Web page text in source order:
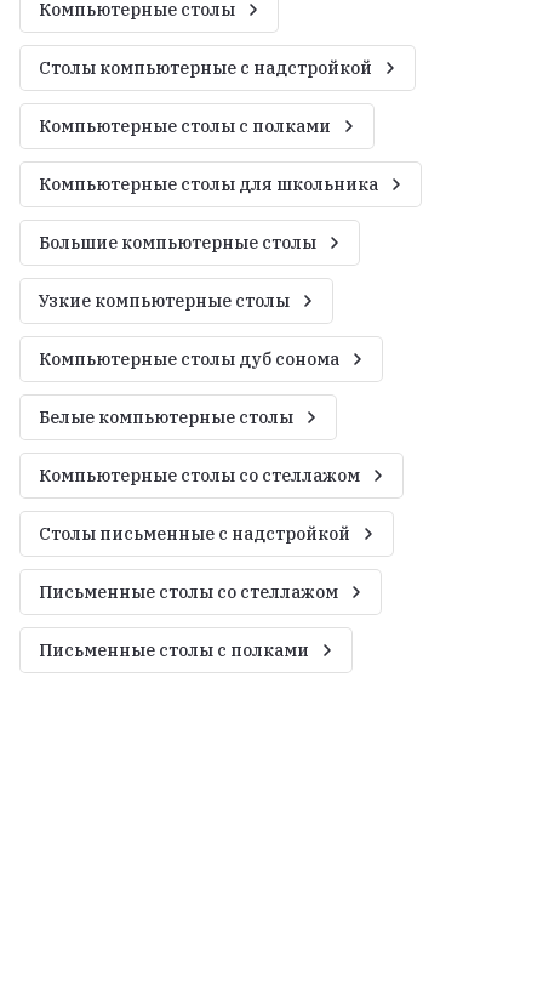
Компьютерные столы
Столы компьютерные с надстройкой
Компьютерные столы с полками
Компьютерные столы для школьника
Большие компьютерные столы
Узкие компьютерные столы
Компьютерные столы дуб сонома
Белые компьютерные столы
Компьютерные столы со стеллажом
Столы письменные с надстройкой
Письменные столы со стеллажом
Письменные столы с полками